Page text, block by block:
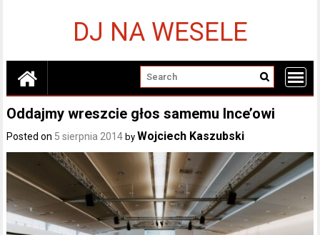
DJ NA WESELE
Oddajmy wreszcie głos samemu Ince’owi
Posted on 5 sierpnia 2014 by Wojciech Kaszubski